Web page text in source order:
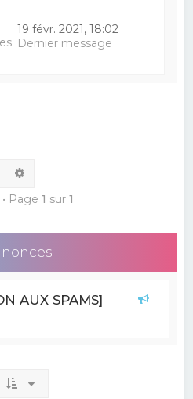
19 févr. 2021, 18:02
Dernier message
Rechercher
Page 1 sur 1
AUX SPAMS]